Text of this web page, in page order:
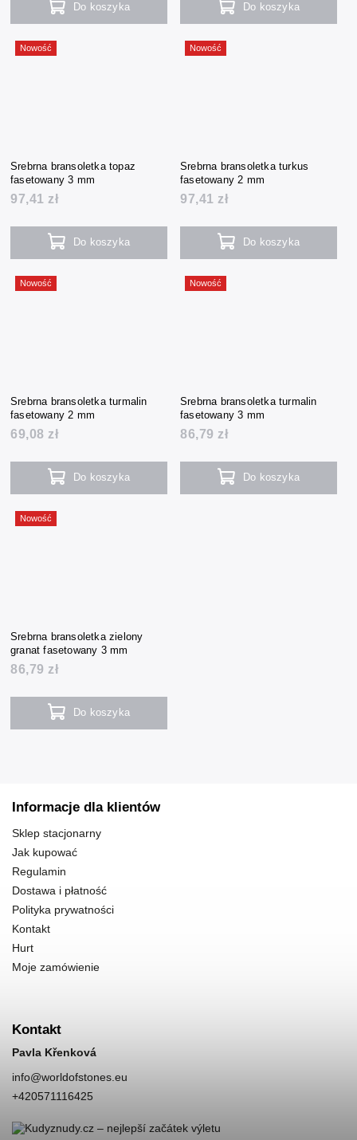
Do koszyka Do koszyka
Nowość
Srebrna bransoletka topaz
fasetowany 3 mm
97,41 zł
Do koszyka
Nowość
Srebrna bransoletka turkus
fasetowany 2 mm
97,41 zł
Do koszyka
Nowość
Srebrna bransoletka turmalin
fasetowany 2 mm
69,08 zł
Do koszyka
Nowość
Srebrna bransoletka turmalin
fasetowany 3 mm
86,79 zł
Do koszyka
Nowość
Srebrna bransoletka zielony
granat fasetowany 3 mm
86,79 zł
Do koszyka
Informacje dla klientów
Sklep stacjonarny
Jak kupować
Regulamin
Dostawa i płatność
Polityka prywatności
Kontakt
Hurt
Moje zamówienie
Kontakt
Pavla Křenková
info@worldofstones.eu
+420571116425